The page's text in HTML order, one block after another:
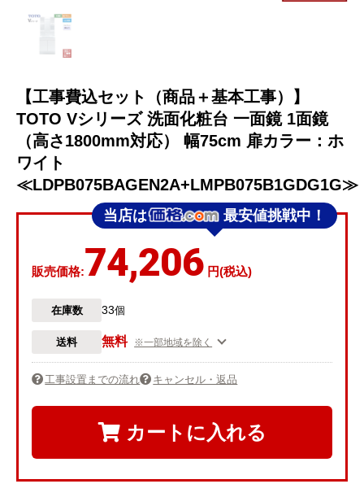
【工事費込セット（商品＋基本工事）】
TOTO Vシリーズ 洗面化粧台 一面鏡 1面鏡
（高さ1800mm対応） 幅75cm 扉カラー：ホ
ワイト
≪LDPB075BAGEN2A+LMPB075B1GDG1G≫
当店は 最安値挑戦中！
販売価格:74,206 円(税込)
在庫数 33個
送料 無料 ※一部地域を除く
工事設置までの流れ キャンセル・返品
カートに入れる